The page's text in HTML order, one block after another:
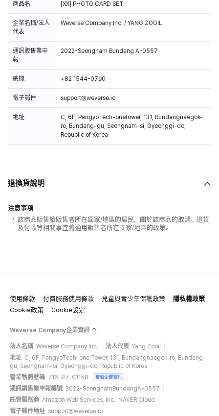
商品名 [XX] PHOTO CARD SET
企業名稱/法人
代表
Weverse Company Inc. / YANG ZOOIL
通訊販售業申
報
2022-Seongnam Bundang A-0557
總機 +82 1544-0790
電子郵件 support@weverse.io
地址
C, 6F, PangyoTech-onetower, 131, Bundangnaegok-
ro, Bundang-gu, Seongnam-si, Gyeonggi-do,
Republic of Korea
退換貨說明
注意事項
該商品販售給販售者所在國家/地區的居民，關於該商品的取消、退貨
及付款等相關事宜將適用販售者所在國家/地區的政策。
使用條款 付費服務使用條款 兒童與青少年保護政策
隱私權政策
Cookie政策
Cookie設定
Weverse Company企業資訊
法人名稱 Weverse Company Inc. 法人代表 Yang Zooil
地址 C, 6F, PangyoTech-one Tower, 131, Bundangnaegok-ro, Bundang-
gu, Seongnam-si, Gyeonggi-do, Republic of Korea
營業執照號碼 716-87-01158 查看企業資訊
通訊銷售業申報編號 2022-SeongnamBundangA-0557
託管服務商 Amazon Web Services, Inc., NAVER Cloud
電子郵件地址 support@weverse.io